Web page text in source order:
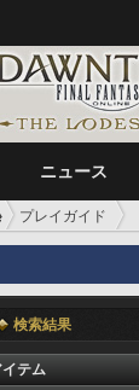
ニュース
プレイガイド
検索結果
イテム